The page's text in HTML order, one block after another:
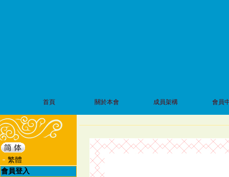
首頁 關於本會 成員架構 會員
繁體
會員登入